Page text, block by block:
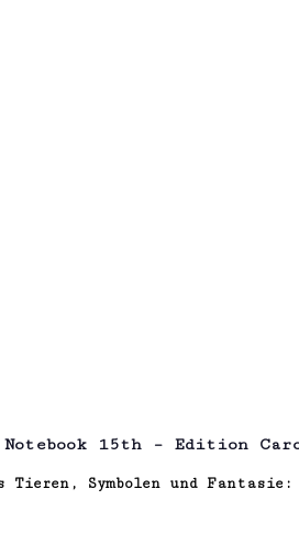
Notebook 15th –
Tieren, Symbolen und